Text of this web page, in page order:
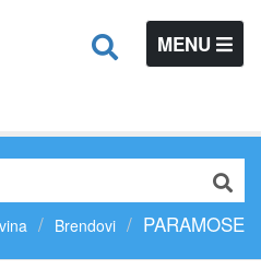
TOGGLE
MENU
Brendovi PARAMOSE